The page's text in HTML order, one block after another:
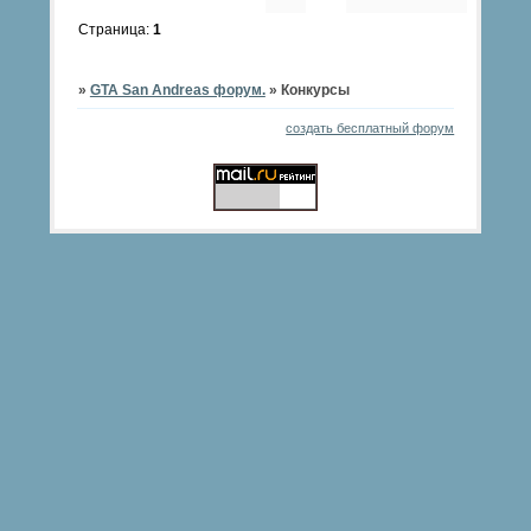
Страница: 1
» GTA San Andreas форум. » Конкурсы
создать бесплатный форум